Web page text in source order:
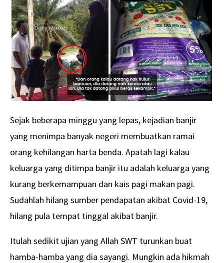
Sejak beberapa minggu yang lepas, kejadian banjir
yang menimpa banyak negeri membuatkan ramai
orang kehilangan harta benda. Apatah lagi kalau
keluarga yang ditimpa banjir itu adalah keluarga yang
kurang berkemampuan dan kais pagi makan pagi.
Sudahlah hilang sumber pendapatan akibat Covid-19,
hilang pula tempat tinggal akibat banjir.
Itulah sedikit ujian yang Allah SWT turunkan buat
hamba-hamba yang dia sayangi. Mungkin ada hikmah